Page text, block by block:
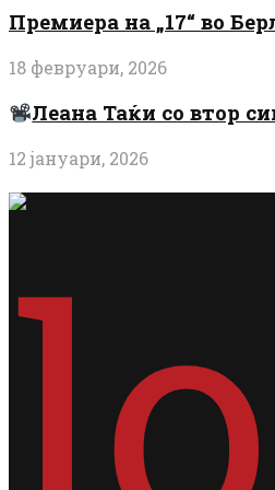
Премиера на „17“ во
18 февруари, 2026
Леана Таќи со втор
12 јануари, 2026